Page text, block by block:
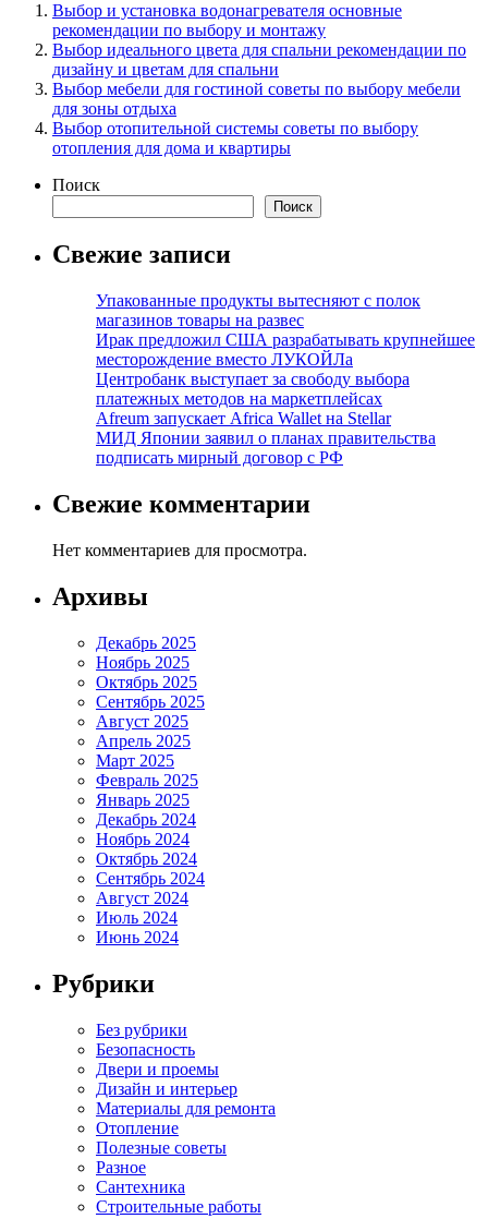
Выбор и установка водонагревателя основные
рекомендации по выбору и монтажу
Выбор идеального цвета для спальни рекомендации по
дизайну и цветам для спальни
Выбор мебели для гостиной советы по выбору мебели
для зоны отдыха
Выбор отопительной системы советы по выбору
отопления для дома и квартиры
Поиск
Поиск
Свежие записи
Упакованные продукты вытесняют с полок
магазинов товары на развес
Ирак предложил США разрабатывать крупнейшее
месторождение вместо ЛУКОЙЛа
Центробанк выступает за свободу выбора
платежных методов на маркетплейсах
Afreum запускает Africa Wallet на Stellar
МИД Японии заявил о планах правительства
подписать мирный договор с РФ
Свежие комментарии
Нет комментариев для просмотра.
Архивы
Декабрь 2025
Ноябрь 2025
Октябрь 2025
Сентябрь 2025
Август 2025
Апрель 2025
Март 2025
Февраль 2025
Январь 2025
Декабрь 2024
Ноябрь 2024
Октябрь 2024
Сентябрь 2024
Август 2024
Июль 2024
Июнь 2024
Рубрики
Без рубрики
Безопасность
Двери и проемы
Дизайн и интерьер
Материалы для ремонта
Отопление
Полезные советы
Разное
Сантехника
Строительные работы